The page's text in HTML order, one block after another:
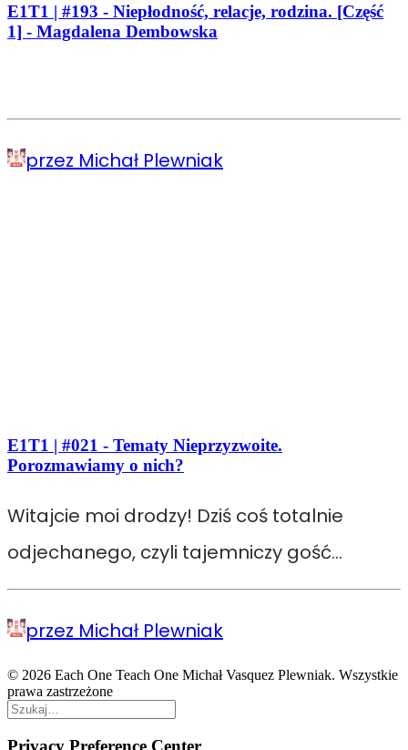
E1T1 | #193 - Niepłodność, relacje, rodzina. [Część
1] - Magdalena Dembowska
przez Michał Plewniak
E1T1 | #021 - Tematy Nieprzyzwoite.
Porozmawiamy o nich?
Witajcie moi drodzy! Dziś coś totalnie
odjechanego, czyli tajemniczy gość…
przez Michał Plewniak
© 2026 Each One Teach One Michał Vasquez Plewniak. Wszystkie
prawa zastrzeżone
Privacy Preference Center